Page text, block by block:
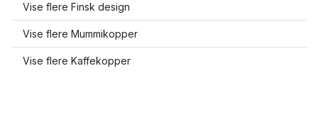
Vise flere Finsk design
Vise flere Mummikopper
Vise flere Kaffekopper